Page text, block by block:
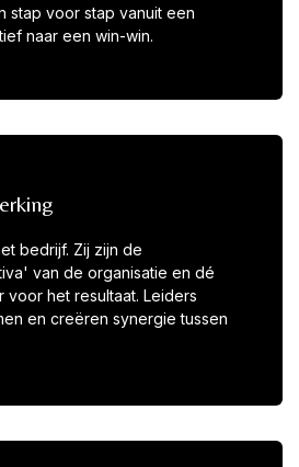
stap voor stap vanuit een
naar een win-win.
bedrijf. Zij zijn de
van de organisatie en dé
het resultaat. Leiders
en creëren synergie tussen